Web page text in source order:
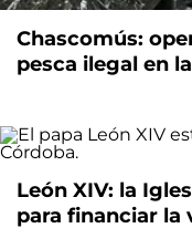
Chascomús:
pesca ilegal en
León XIV: la
para financiar la